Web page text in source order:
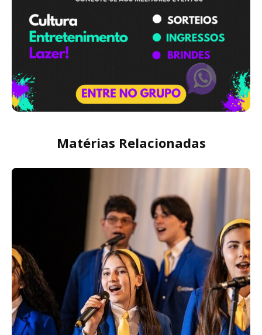
Matérias Relacionadas